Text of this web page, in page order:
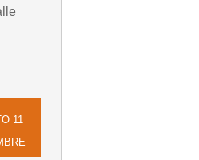
11